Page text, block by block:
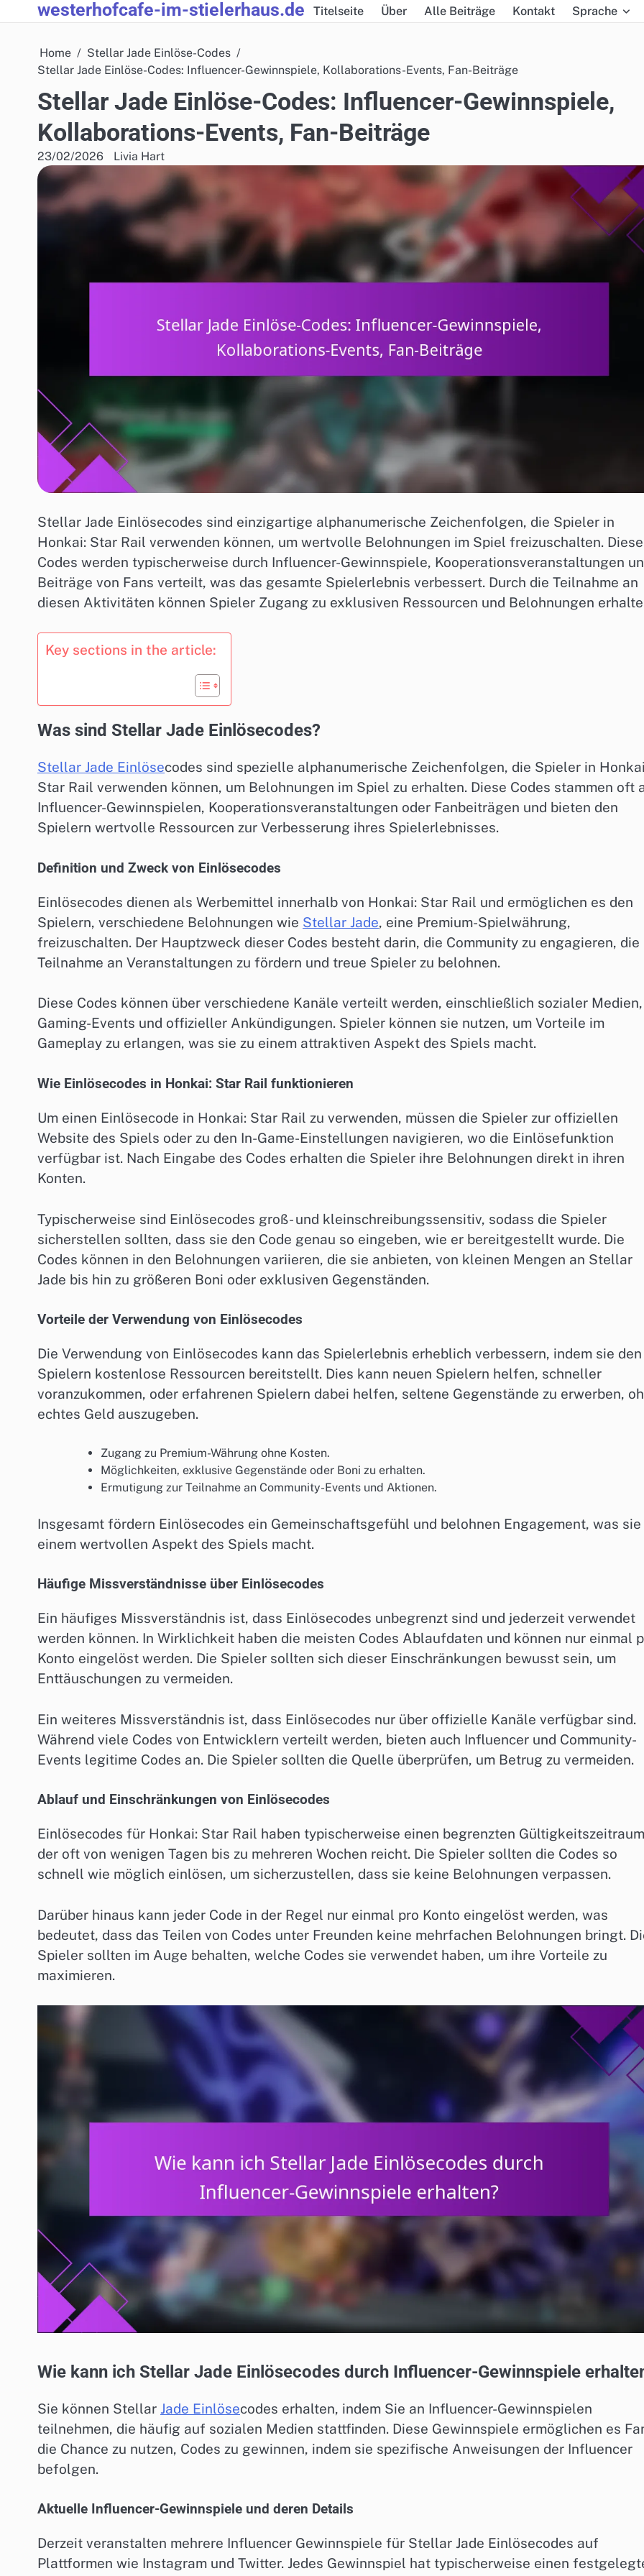
to
westerhofcafe-im-stielerhaus.de Titelseite Über Alle Beiträge Kontakt Sprache
Home
Stellar Jade Einlöse-Codes
Stellar Jade Einlöse-Codes: Influencer-Gewinnspiele, Kollaborations-Events, Fan-Beiträge
Stellar Jade Einlöse-Codes: Influencer-Gewinnspiele,
Kollaborations-Events, Fan-Beiträge
23/02/2026 Livia Hart
Stellar Jade Einlösecodes sind einzigartige alphanumerische Zeichenfolgen, die Spieler in
Honkai: Star Rail verwenden können, um wertvolle Belohnungen im Spiel freizuschalten. Diese
Codes werden typischerweise durch Influencer-Gewinnspiele, Kooperationsveranstaltungen
Beiträge von Fans verteilt, was das gesamte Spielerlebnis verbessert. Durch die Teilnahme an
diesen Aktivitäten können Spieler Zugang zu exklusiven Ressourcen und Belohnungen
Key sections in the article:
Was sind Stellar Jade Einlösecodes?
Stellar Jade Einlösecodes sind spezielle alphanumerische Zeichenfolgen, die Spieler in
Star Rail verwenden können, um Belohnungen im Spiel zu erhalten. Diese Codes stammen oft
Influencer-Gewinnspielen, Kooperationsveranstaltungen oder Fanbeiträgen und bieten den
Spielern wertvolle Ressourcen zur Verbesserung ihres Spielerlebnisses.
Definition und Zweck von Einlösecodes
Einlösecodes dienen als Werbemittel innerhalb von Honkai: Star Rail und ermöglichen es den
Spielern, verschiedene Belohnungen wie Stellar Jade, eine Premium-Spielwährung,
freizuschalten. Der Hauptzweck dieser Codes besteht darin, die Community zu engagieren, die
Teilnahme an Veranstaltungen zu fördern und treue Spieler zu belohnen.
Diese Codes können über verschiedene Kanäle verteilt werden, einschließlich sozialer Medien,
Gaming-Events und offizieller Ankündigungen. Spieler können sie nutzen, um Vorteile im
Gameplay zu erlangen, was sie zu einem attraktiven Aspekt des Spiels macht.
Wie Einlösecodes in Honkai: Star Rail funktionieren
Um einen Einlösecode in Honkai: Star Rail zu verwenden, müssen die Spieler zur offiziellen
Website des Spiels oder zu den In-Game-Einstellungen navigieren, wo die Einlösefunktion
verfügbar ist. Nach Eingabe des Codes erhalten die Spieler ihre Belohnungen direkt in ihren
Konten.
Typischerweise sind Einlösecodes groß- und kleinschreibungssensitiv, sodass die Spieler
sicherstellen sollten, dass sie den Code genau so eingeben, wie er bereitgestellt wurde. Die
Codes können in den Belohnungen variieren, die sie anbieten, von kleinen Mengen an Stellar
Jade bis hin zu größeren Boni oder exklusiven Gegenständen.
Vorteile der Verwendung von Einlösecodes
Die Verwendung von Einlösecodes kann das Spielerlebnis erheblich verbessern, indem sie den
Spielern kostenlose Ressourcen bereitstellt. Dies kann neuen Spielern helfen, schneller
voranzukommen, oder erfahrenen Spielern dabei helfen, seltene Gegenstände zu erwerben,
echtes Geld auszugeben.
Zugang zu Premium-Währung ohne Kosten.
Möglichkeiten, exklusive Gegenstände oder Boni zu erhalten.
Ermutigung zur Teilnahme an Community-Events und Aktionen.
Insgesamt fördern Einlösecodes ein Gemeinschaftsgefühl und belohnen Engagement, was sie
einem wertvollen Aspekt des Spiels macht.
Häufige Missverständnisse über Einlösecodes
Ein häufiges Missverständnis ist, dass Einlösecodes unbegrenzt sind und jederzeit verwendet
werden können. In Wirklichkeit haben die meisten Codes Ablaufdaten und können nur einmal
Konto eingelöst werden. Die Spieler sollten sich dieser Einschränkungen bewusst sein, um
Enttäuschungen zu vermeiden.
Ein weiteres Missverständnis ist, dass Einlösecodes nur über offizielle Kanäle verfügbar sind.
Während viele Codes von Entwicklern verteilt werden, bieten auch Influencer und Community-
Events legitime Codes an. Die Spieler sollten die Quelle überprüfen, um Betrug zu vermeiden.
Ablauf und Einschränkungen von Einlösecodes
Einlösecodes für Honkai: Star Rail haben typischerweise einen begrenzten
der oft von wenigen Tagen bis zu mehreren Wochen reicht. Die Spieler sollten die Codes so
schnell wie möglich einlösen, um sicherzustellen, dass sie keine Belohnungen verpassen.
Darüber hinaus kann jeder Code in der Regel nur einmal pro Konto eingelöst werden, was
bedeutet, dass das Teilen von Codes unter Freunden keine mehrfachen Belohnungen bringt.
Spieler sollten im Auge behalten, welche Codes sie verwendet haben, um ihre Vorteile zu
maximieren.
Wie kann ich Stellar Jade Einlösecodes durch Influencer-Gewinnspiele
Sie können Stellar Jade Einlösecodes erhalten, indem Sie an Influencer-Gewinnspielen
teilnehmen, die häufig auf sozialen Medien stattfinden. Diese Gewinnspiele ermöglichen es
die Chance zu nutzen, Codes zu gewinnen, indem sie spezifische Anweisungen der Influencer
befolgen.
Aktuelle Influencer-Gewinnspiele und deren Details
Derzeit veranstalten mehrere Influencer Gewinnspiele für Stellar Jade Einlösecodes auf
Plattformen wie Instagram und Twitter. Jedes Gewinnspiel hat typischerweise einen